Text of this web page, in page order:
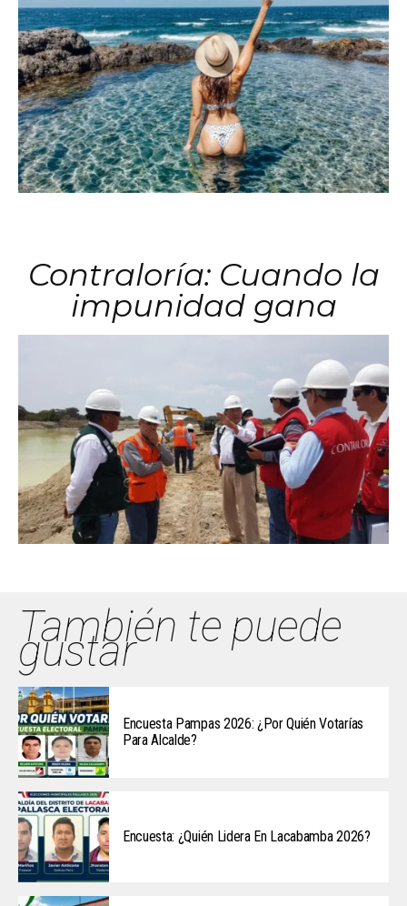
Contraloría: Cuando la
impunidad gana
También te puede
gustar
Encuesta Pampas 2026: ¿Por Quién Votarías
Para Alcalde?
Encuesta: ¿Quién Lidera En Lacabamba 2026?